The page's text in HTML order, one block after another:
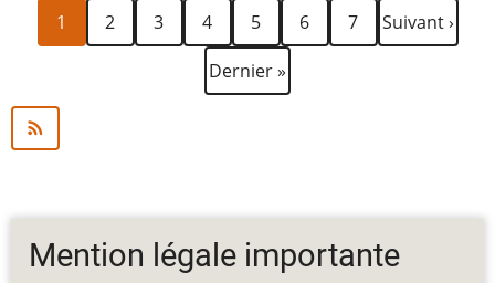
Pagination
Page
courante
1 Page
2 Page
3 Page
4 Page
5 Page
6 Page
7
Page
suivante
Suivant ›
Dernière
page
Dernier »
Mention légale importante